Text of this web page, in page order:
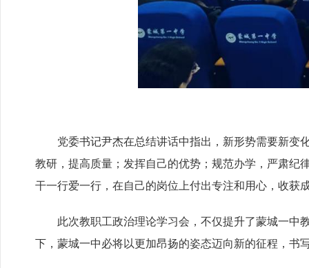
党委书记尹杰在总结讲话中指出，新形势需要新变
教研，提高质量；发挥自己的优势；规范办学，严肃纪
干一行爱一行，在自己的岗位上付出专注和用心，收获
此次教职工政治理论学习会，不仅提升了蒙城一中
下，蒙城一中必将以更加昂扬的姿态迈向新的征程，书